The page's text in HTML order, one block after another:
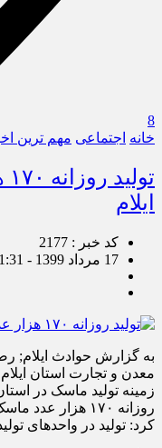
8
خانه اجتماعی مهم ترین
ایلام
کد خبر : 2177
17 مرداد 1399 - 11:31
به گزارش حوادث ایلام;
زمینه تولید ماسک در
روزانه ۱۷۰ هزار
کرد: تولید در واحد‌های